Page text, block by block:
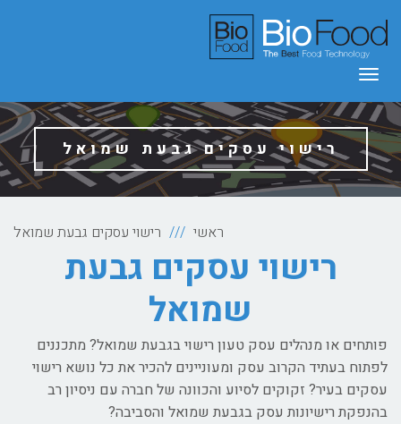
תפריט
רישוי עסקים גבעת שמואל
ראשי רישוי עסקים גבעת שמואל
רישוי עסקים גבעת
שמואל
פותחים או מנהלים עסק טעון רישוי בגבעת שמואל? מתכננים
לפתוח בעתיד הקרוב עסק ומעוניינים להכיר את כל נושא רישוי
עסקים בעיר? זקוקים לסיוע והכוונה של חברה עם ניסיון רב
בהנפקת רישיונות עסק בגבעת שמואל והסביבה?